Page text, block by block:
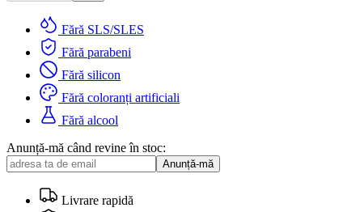
Fără SLS/SLES
Fără parabeni
Fără silicon
Fără coloranți artificiali
Fără alcool
Anunță-mă când revine în stoc:
Anunță-mă
Livrare rapidă